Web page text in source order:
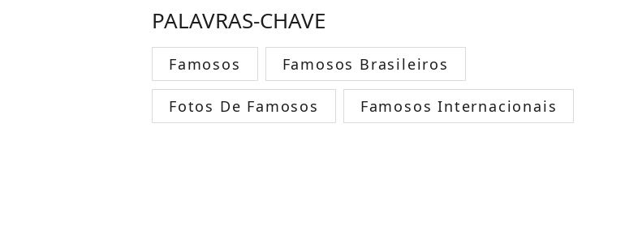
PALAVRAS-CHAVE
Famosos Famosos Brasileiros
Fotos De Famosos Famosos Internacionais